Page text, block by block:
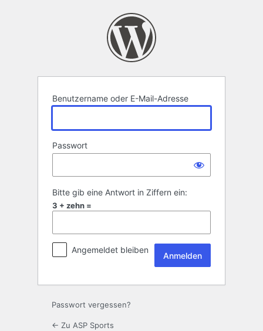
Benutzername oder E-Mail-Adresse
Passwort
Bitte gib eine Antwort in Ziffern ein:
3 + zehn =
Angemeldet bleiben
Passwort vergessen?
← Zu ASP Sports